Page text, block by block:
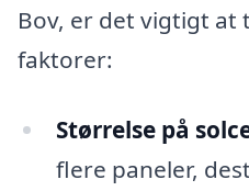
Bov, er det vigtigt
faktorer:
Størrelse på
flere paneler,